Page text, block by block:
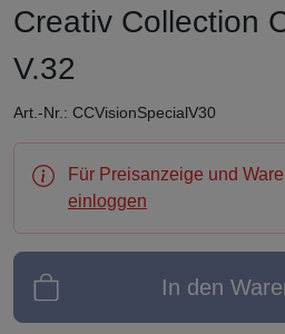
Creativ Collection
V.32
Art.-Nr.: CCVisionSpecialV30
Für Preisanzeige und
einloggen
In den